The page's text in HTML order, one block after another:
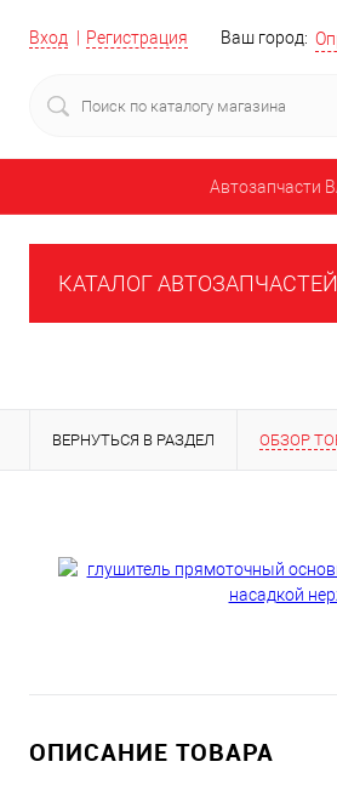
Вход Регистрация Ваш город:
Автозапчасти
КАТАЛОГ АВТОЗАПЧАСТЕЙ
ВЕРНУТЬСЯ В РАЗДЕЛ ОБЗОР
ОПИСАНИЕ ТОВАРА